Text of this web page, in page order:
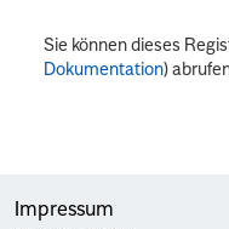
Sie können dieses
Dokumentation)
Impressum